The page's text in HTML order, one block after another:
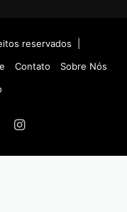
reservados |
Contato
Sobre Nós
Instagram